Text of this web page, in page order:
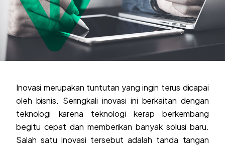
Inovasi merupakan tuntutan yang ingin terus dicapai
oleh bisnis. Seringkali inovasi ini berkaitan dengan
teknologi karena teknologi kerap berkembang
begitu cepat dan memberikan banyak solusi baru.
Salah satu inovasi tersebut adalah tanda tangan